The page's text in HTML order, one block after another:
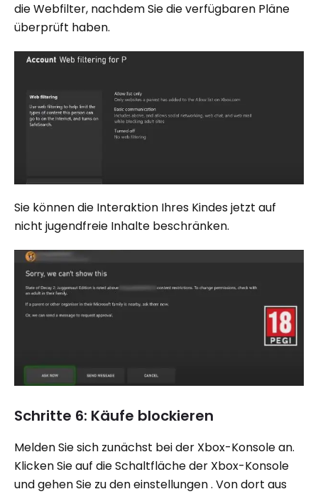
die Webfilter, nachdem Sie die verfügbaren Pläne
überprüft haben.
Sie können die Interaktion Ihres Kindes jetzt auf
nicht jugendfreie Inhalte beschränken.
Schritte 6: Käufe blockieren
Melden Sie sich zunächst bei der Xbox-Konsole an.
Klicken Sie auf die Schaltfläche der Xbox-Konsole
und gehen Sie zu den einstellungen . Von dort aus